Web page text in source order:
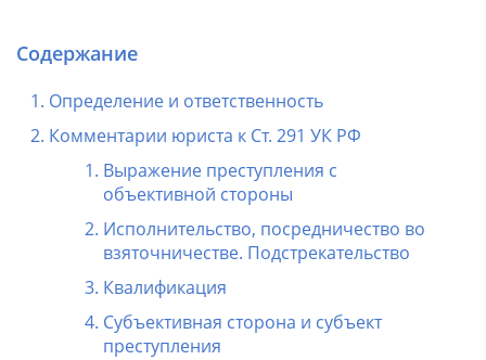
Содержание
Определение и ответственность
Комментарии юриста к Ст. 291 УК РФ
Выражение преступления с
объективной стороны
Исполнительство, посредничество во
взяточничестве. Подстрекательство
Квалификация
Субъективная сторона и субъект
преступления